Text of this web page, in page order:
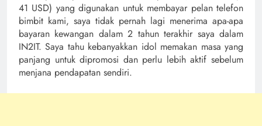
41 USD) yang digunakan untuk membayar pelan telefon
bimbit kami, saya tidak pernah lagi menerima apa-apa
bayaran kewangan dalam 2 tahun terakhir saya dalam
IN2IT. Saya tahu kebanyakkan idol memakan masa yang
panjang untuk dipromosi dan perlu lebih aktif sebelum
menjana pendapatan sendiri.